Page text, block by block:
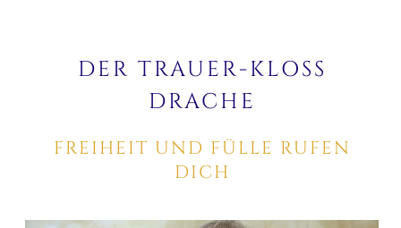
DER TRAUER-KLOSS D
RACHE
FREIHEIT UND FÜLLE RUFEN
DICH